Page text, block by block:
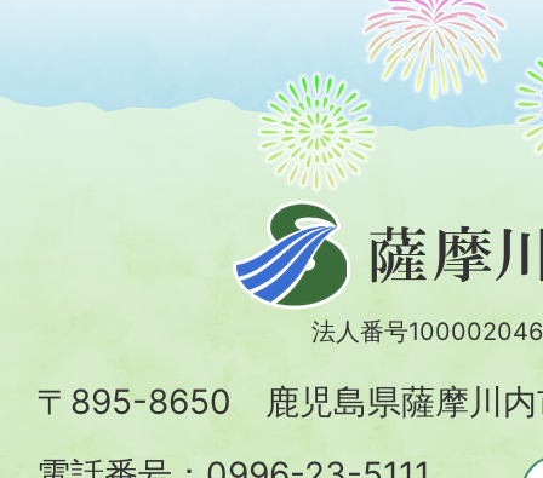
摩
川
法人番号
〒895-8650 鹿児島県薩摩川内